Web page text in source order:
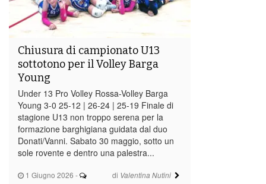
1 Giugno 2026 - di Valentina Nutini
Chiusura di campionato U13
sottotono per il Volley Barga
Young
Under 13 Pro Volley Rossa-Volley Barga
Young 3-0 25-12 | 26-24 | 25-19 Finale di
stagione U13 non troppo serena per la
formazione barghigiana guidata dal duo
Donati/Vanni. Sabato 30 maggio, sotto un
sole rovente e dentro una palestra...